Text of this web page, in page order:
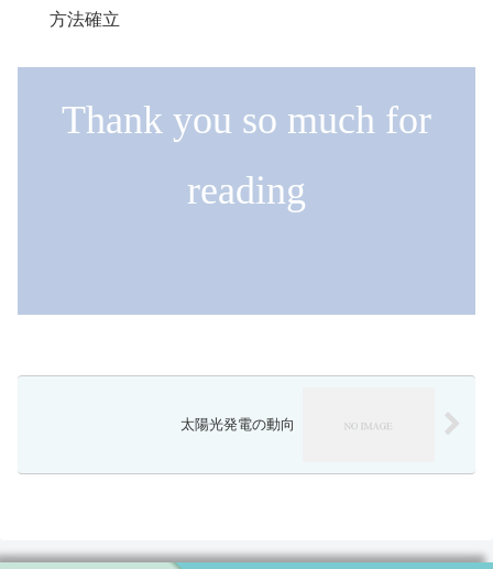
⽅法確⽴
Thank you so much for
reading
太陽光発電の動向